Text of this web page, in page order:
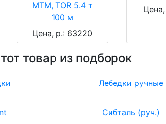
МТМ, TOR 5.4 т
100 м
Цена, р.: 63220
Цена,
товар из подборок
Лебедки ручные
Сибталь (руч.)